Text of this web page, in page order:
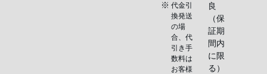
代金引
換発送
の場
合、代
引き手
数料は
お客様
良
（保
証期
間内
に限
る）